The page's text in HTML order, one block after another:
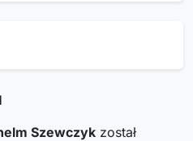
Szewczyk został